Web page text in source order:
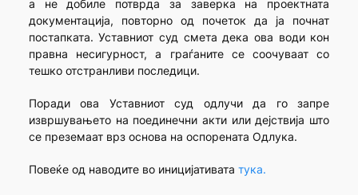
а не добиле потврда за заверка на проектната
документација, повторно од почеток да ја почнат
постапката. Уставниот суд смета дека ова води кон
правна несигурност, а граѓаните се соочуваат со
тешко отстранливи последици.
Поради ова Уставниот суд одлучи да го запре
извршувањето на поединечни акти или дејствија што
се преземаат врз основа на оспорената Одлука.
Повеќе од наводите во иницијативата тука.